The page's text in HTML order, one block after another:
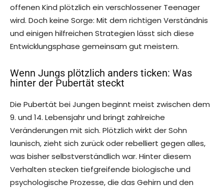
offenen Kind plötzlich ein verschlossener Teenager
wird. Doch keine Sorge: Mit dem richtigen Verständnis
und einigen hilfreichen Strategien lässt sich diese
Entwicklungsphase gemeinsam gut meistern.
Wenn Jungs plötzlich anders ticken: Was
hinter der Pubertät steckt
Die Pubertät bei Jungen beginnt meist zwischen dem
9. und 14. Lebensjahr und bringt zahlreiche
Veränderungen mit sich. Plötzlich wirkt der Sohn
launisch, zieht sich zurück oder rebelliert gegen alles,
was bisher selbstverständlich war. Hinter diesem
Verhalten stecken tiefgreifende biologische und
psychologische Prozesse, die das Gehirn und den